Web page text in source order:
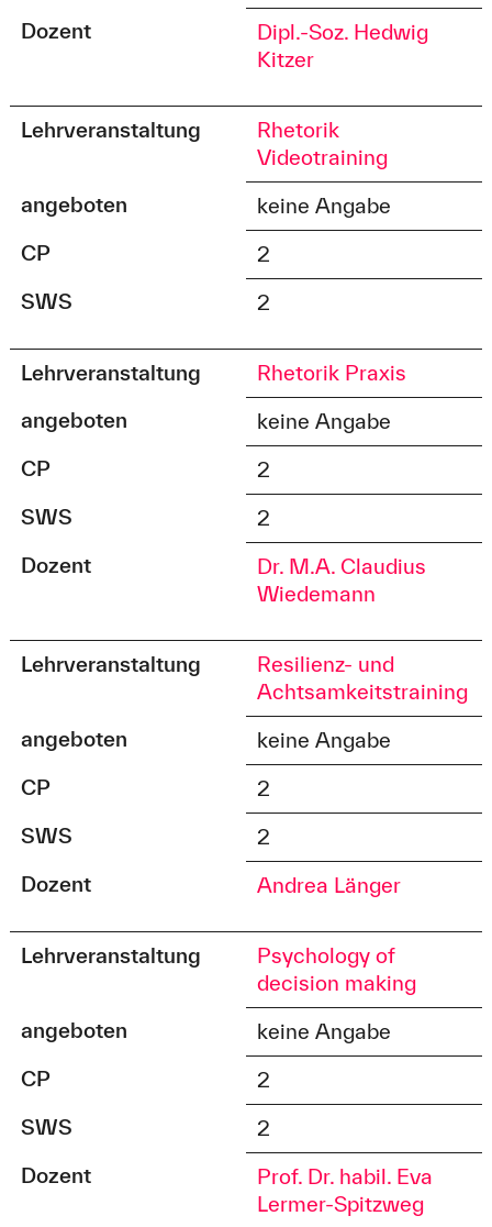
Dozent
Dipl.-Soz. Hedwig
Kitzer
Lehrveranstaltung
Rhetorik
Videotraining
angeboten
keine Angabe
CP
2
SWS
2
Lehrveranstaltung
Rhetorik Praxis
angeboten
keine Angabe
CP
2
SWS
2
Dozent
Dr. M.A. Claudius
Wiedemann
Lehrveranstaltung
Resilienz- und
Achtsamkeitstraining
angeboten
keine Angabe
CP
2
SWS
2
Dozent
Andrea Länger
Lehrveranstaltung
Psychology of
decision making
angeboten
keine Angabe
CP
2
SWS
2
Dozent
Prof. Dr. habil. Eva
Lermer-Spitzweg